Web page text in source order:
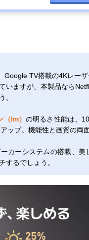
Google TV搭載の4Kレー
いますが、本製品なら
。
（lm）の明るさ性能は、
ップ。機能性と画質の両
カーシステムの搭載、
するでしょう。